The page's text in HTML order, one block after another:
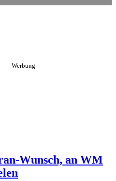
Wunsch, an WM